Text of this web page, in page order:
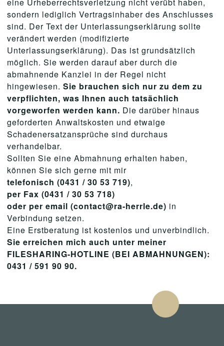
sondern lediglich Vertragsinhaber des Anschlusses
sind. Der Text der Unterlassungserklärung sollte
verändert werden (modifizierte
Unterlassungserklärung). Das ist grundsätzlich
möglich. Sie werden darauf aber durch die
abmahnende Kanzlei in der Regel nicht
hingewiesen. Sie brauchen sich nur zu dem zu
verpflichten, was Ihnen auch tatsächlich
vorgeworfen werden kann. Die darüber hinaus
geforderten Anwaltskosten und etwaige
Schadenersatzansprüche sind durchaus
verhandelbar.
Sollten Sie eine Abmahnung erhalten haben,
können Sie sich gerne mit mir
telefonisch (0431 / 30 53 719),
per Fax (0431 / 30 53 718)
oder per email (contact@ra-herrle.de) in
Verbindung setzen.
Eine Erstberatung ist kostenlos und unverbindlich.
Sie erreichen mich auch unter meiner
FILESHARING-HOTLINE (BEI ABMAHNUNGEN):
0431 / 591 90 90.